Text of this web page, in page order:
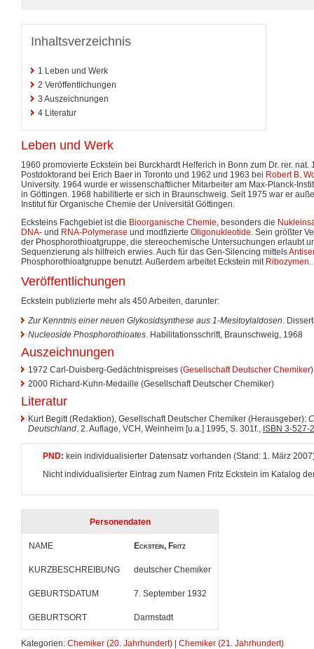
Inhaltsverzeichnis
1 Leben und Werk
2 Veröffentlichungen
3 Auszeichnungen
4 Literatur
Leben und Werk
1960 promovierte Eckstein bei Burckhardt Helferich in Bonn zum Dr. rer. nat.
Postdoktorand bei Erich Baer in Toronto und 1962 und 1963 bei Robert B.
University. 1964 wurde er wissenschaftlicher Mitarbeiter am Max-Planck-
in Göttingen. 1968 habilitierte er sich in Braunschweig. Seit 1975 war er
Institut für Organische Chemie der Universität Göttingen.
Ecksteins Fachgebiet ist die Bioorganische Chemie, besonders die
DNA- und RNA-Polymerase und modfizierte Oligonukleotide. Sein größter
der Phosphorothioatgruppe, die stereochemische Untersuchungen erlaubt
Sequenzierung als hilfreich erwies. Auch für das Gen-Silencing mittels
Phosphorothioatgruppe benutzt. Außerdem arbeitet Eckstein mit Ribozymen.
Veröffentlichungen
Eckstein publizierte mehr als 450 Arbeiten, darunter:
Zur Kenntnis einer neuen Glykosidsynthese aus 1-Mesitoylaldosen.
Nucleoside Phosphorothioates. Habilitationsschrift, Braunschweig, 1968
Auszeichnungen
1972 Carl-Duisberg-Gedächtnispreises (Gesellschaft Deutscher Chemiker)
2000 Richard-Kuhn-Medaille (Gesellschaft Deutscher Chemiker)
Literatur
Kurt Begitt (Redaktion), Gesellschaft Deutscher Chemiker (Herausgeber):
Deutschland. 2. Auflage, VCH, Weinheim [u.a.] 1995, S. 301f., ISBN 3-527-
PND: kein individualisierter Datensatz vorhanden (Stand: 1. März
Nicht individualisierter Eintrag zum Namen Fritz Eckstein im Katalog
Personendaten
NAME Eckstein, Fritz
KURZBESCHREIBUNG deutscher Chemiker
GEBURTSDATUM 7. September 1932
GEBURTSORT Darmstadt
Kategorien: Chemiker (20. Jahrhundert) Chemiker (21. Jahrhundert)